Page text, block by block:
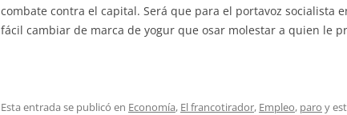
combate contra el capital. Será que para el portavoz socialista
fácil cambiar de marca de yogur que osar molestar a quien le
Esta entrada se publicó en Economía, El francotirador, Empleo, paro y